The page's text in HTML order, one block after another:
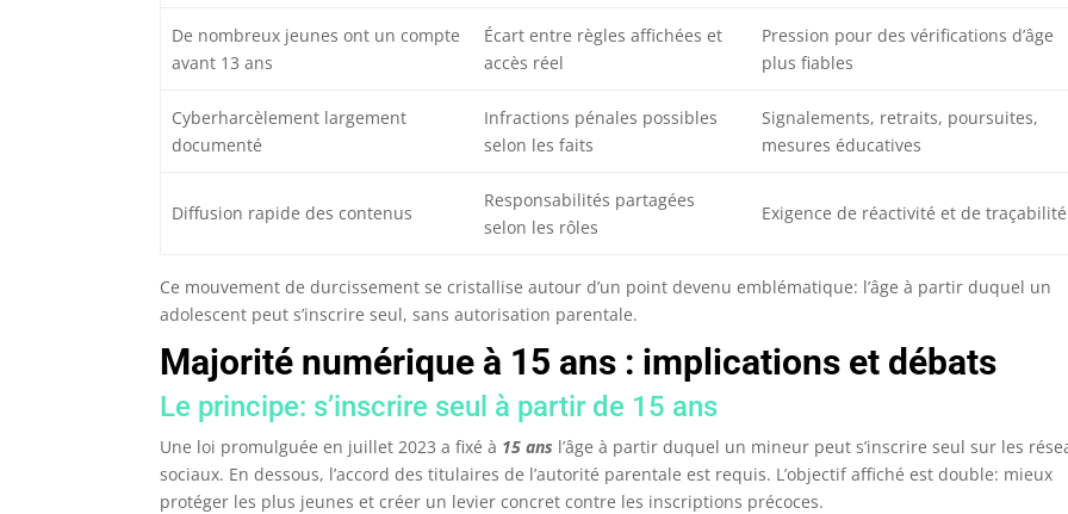
De nombreux jeunes ont un compte
avant 13 ans
Écart entre règles affichées et
accès réel
Pression pour des vérifications d’âge
plus fiables
Cyberharcèlement largement
documenté
Infractions pénales possibles
selon les faits
Signalements, retraits, poursuites,
mesures éducatives
Diffusion rapide des contenus
Responsabilités partagées
selon les rôles
Exigence de réactivité et de traçabilité
Ce mouvement de durcissement se cristallise autour d’un point devenu emblématique: l’âge à partir duquel un
adolescent peut s’inscrire seul, sans autorisation parentale.
Majorité numérique à 15 ans : implications et débats
Le principe: s’inscrire seul à partir de 15 ans
Une loi promulguée en juillet 2023 a fixé à 15 ans l’âge à partir duquel un mineur peut s’inscrire seul sur les
sociaux. En dessous, l’accord des titulaires de l’autorité parentale est requis. L’objectif affiché est double: mieux
protéger les plus jeunes et créer un levier concret contre les inscriptions précoces.